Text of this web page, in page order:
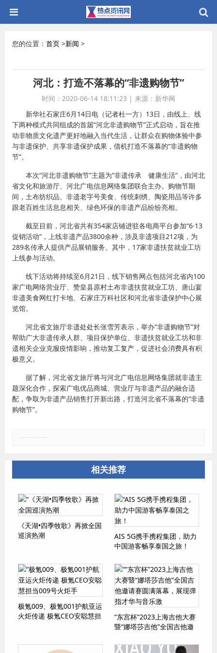
您的位置： 首页 >新闻 >
河北：打造不落幕的“非遗购物节”
时间：2020-06-14 18:11:23 | 来源：新华网
新华社石家庄6月14日电（记者杜一方）13日，由线上、线
下两种模式共同组成的首届“河北非遗购物节”正式启动，旨在推
动非物质文化遗产更好地融入当代生活，让群众在购物体验中参
与非遗保护、共享非遗保护成果，借机打造不落幕的“非遗购物
节”。
本次“河北非遗购物节”主题为“非遗传承 健康生活”，由河北
省文化和旅游厅、河北广电信息网络集团联合主办。购物节期
间，土布纺织品、非遗老字号美食、传统刺绣、陶瓷用品等许多
跟老百姓生活息息相关、绿色环保的非遗产品纷纷亮相。
截至目前，河北省共有354家店铺进驻各电商平台参加“6·13
促销活动”，上线非遗产品3800余种，涉及非遗项目212项，为
289名传承人提供产品展销服务。其中，17家非遗扶贫就业工坊
上线参与活动。
线下活动将持续至6月21日，线下销售网点包括河北省内100
家广电网络营业厅、赞皇县原村土布非遗扶贫就业工坊、唐山宴
非遗美食网红打卡地、石家庄万科社区和河北省非遗保护中心展
览馆。
河北省文旅厅非遗处处长张雪芳表示，举办“非遗购物节”对
帮助广大非遗传承人群、项目保护单位、非遗扶贫就业工坊和非
遗相关企业克服疫情影响，推动复工复产，促进社会消费具有积
极意义。
据了解，河北省文旅厅将与河北广电信息网络集团就非遗主
题深化合作，探索广电优品商城、营业厅与非遗产品的融合适
配，争取为非遗产品销售打开新出路，打造河北省不落幕的“非遗
购物节”。
相关推荐
《天湖•四季牧歌》再掀全国
巡演热潮
AIS 5G携手携程集团，助力
中国游客畅享泰国之旅！
极氪009、极氪001护航亚运
火炬传递 极氪CEO安聪慧担
“东宫杯”2023上海吉他大赛
暨“娜塔莎吉他”全国吉他邀
华与音乐激